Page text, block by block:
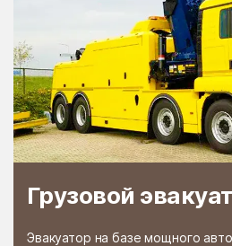
Грузовой
Эвакуатор на базе мощного